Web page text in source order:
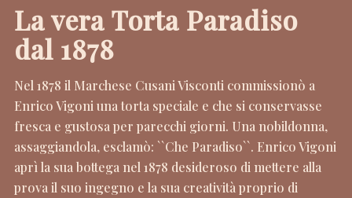
La vera Torta Paradiso
dal 1878
Nel 1878 il Marchese Cusani Visconti commissionò a
Enrico Vigoni una torta speciale e che si conservasse
fresca e gustosa per parecchi giorni. Una nobildonna,
assaggiandola, esclamò: ``Che Paradiso``. Enrico Vigoni
aprì la sua bottega nel 1878 desideroso di mettere alla
prova il suo ingegno e la sua creatività proprio di